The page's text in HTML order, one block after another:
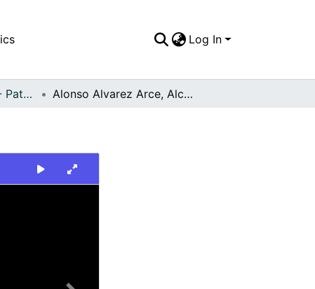
Log In
FFDO - Personajes - Patrimonial Alonso Alvarez Arce, Alcalde de Dagua